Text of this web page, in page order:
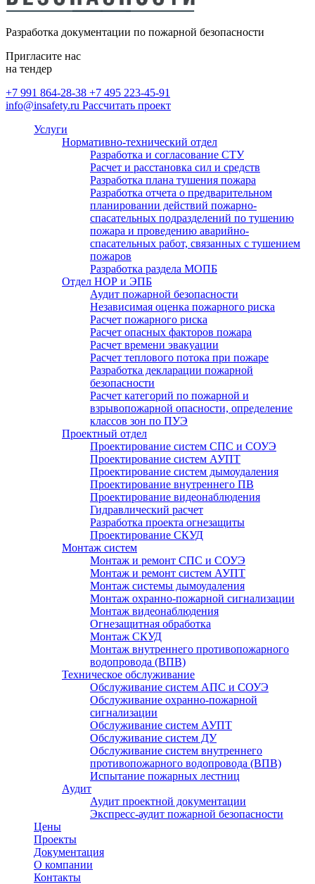
Разработка документации по пожарной безопасности
Пригласите нас
на тендер
+7 991 864-28-38 +7 495 223-45-91
info@insafety.ru Рассчитать проект
Услуги
Нормативно-технический отдел
Разработка и согласование СТУ
Расчет и расстановка сил и средств
Разработка плана тушения пожара
Разработка отчета о предварительном
планировании действий пожарно-
спасательных подразделений по тушению
пожара и проведению аварийно-
спасательных работ, связанных с тушением
пожаров
Разработка раздела МОПБ
Отдел НОР и ЭПБ
Аудит пожарной безопасности
Независимая оценка пожарного риска
Расчет пожарного риска
Расчет опасных факторов пожара
Расчет времени эвакуации
Расчет теплового потока при пожаре
Разработка декларации пожарной
безопасности
Расчет категорий по пожарной и
взрывопожарной опасности, определение
классов зон по ПУЭ
Проектный отдел
Проектирование систем СПС и СОУЭ
Проектирование систем АУПТ
Проектирование систем дымоудаления
Проектирование внутреннего ПВ
Проектирование видеонаблюдения
Гидравлический расчет
Разработка проекта огнезащиты
Проектирование СКУД
Монтаж систем
Монтаж и ремонт СПС и СОУЭ
Монтаж и ремонт систем АУПТ
Монтаж системы дымоудаления
Монтаж охранно-пожарной сигнализации
Монтаж видеонаблюдения
Огнезащитная обработка
Монтаж СКУД
Монтаж внутреннего противопожарного
водопровода (ВПВ)
Техническое обслуживание
Обслуживание систем АПС и СОУЭ
Обслуживание охранно-пожарной
сигнализации
Обслуживание систем АУПТ
Обслуживание систем ДУ
Обслуживание систем внутреннего
противопожарного водопровода (ВПВ)
Испытание пожарных лестниц
Аудит
Аудит проектной документации
Экспресс-аудит пожарной безопасности
Цены
Проекты
Документация
О компании
Контакты
Разработка декларации пожарной
безопасности
Расчет категорий по пожарной и
определение классов зон по ПУЭ
Пожарный аутсорсинг
Монтаж внутреннего
противопожарного водопровода